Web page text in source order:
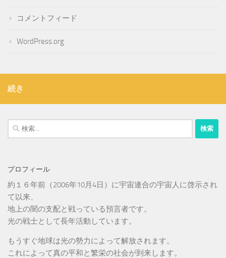
コメントフィード
WordPress.org
続き
検
索:
プロフィール
約１６年前（2006年10月4日）に宇宙連合の宇宙人に啓示され
て以来、
地上の闇の支配と戦っている預言者です。
光の戦士として長年活動しています。
もうすぐ地球は光の勢力によって解放されます。
これによって真の平和と繁栄の社会が到来します。